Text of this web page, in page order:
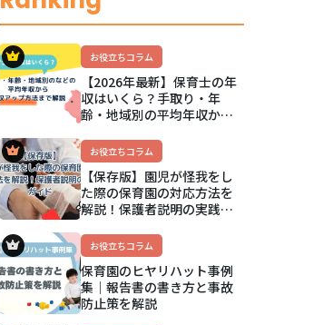
お役立ちコラム
【2026年最新】保育士の年
収はいくら？手取り・年
齢・地域別の平均年収か
アップ方法まで解説
お役立ちコラム
【保存版】園児が怪我をし
た際の保育園の対応方法を
解説！保護者説明の実践ガ
お役立ちコラム
保育園のヒヤリハット事例
集｜報告書の書き方と事故
防止策を解説